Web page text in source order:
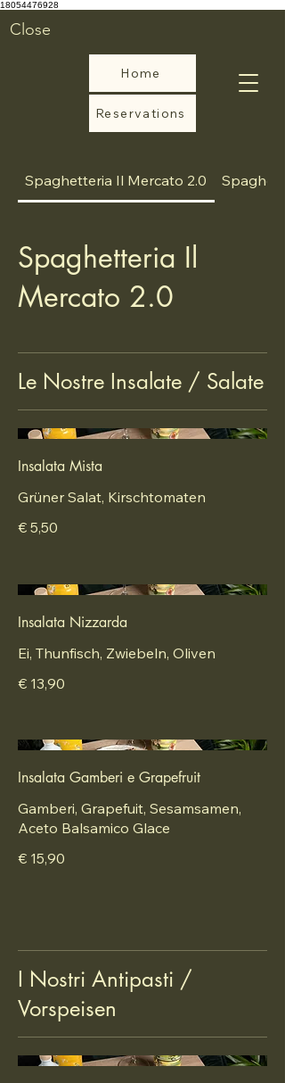
18054476928
Close
Reservations
Home
Spaghetteria Il Mercato 2.0
Spaghetteria Il
Mercato 2.0
Le Nostre Insalate / Salate
Insalata Mista
Grüner Salat, Kirschtomaten
€ 5,50
Insalata Nizzarda
Ei, Thunfisch, Zwiebeln, Oliven
€ 13,90
Insalata Gamberi e Grapefruit
Gamberi, Grapefuit, Sesamsamen,
Aceto Balsamico Glace
€ 15,90
I Nostri Antipasti /
Vorspeisen